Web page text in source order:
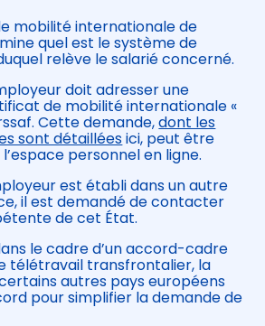
mobilité internationale de
quel est le système de
relève le salarié concerné.
doit adresser une
de mobilité internationale «
Cette demande,dont les
sont détailléesici, peut être
personnel en ligne.
est établi dans un autre
il est demandé de contacter
de cet État.
le cadre d’un accord-cadre
télétravail transfrontalier, la
autres pays européens
pour simplifier la demande de